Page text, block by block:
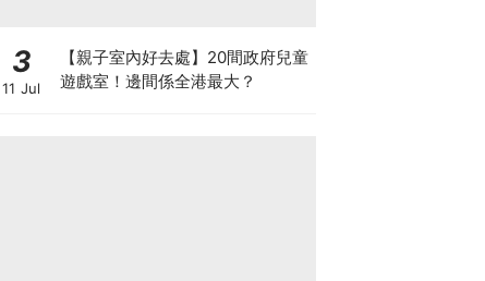
3
11 Jul
【親子室內好去處】20間政府兒童
遊戲室！邊間係全港最大？